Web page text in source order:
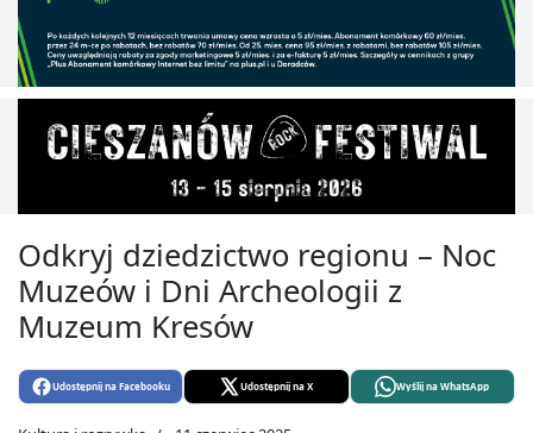
Odkryj dziedzictwo regionu – Noc
Muzeów i Dni Archeologii z
Muzeum Kresów
Udostępnij na Facebooku Udostępnij na X Wyślij na WhatsApp